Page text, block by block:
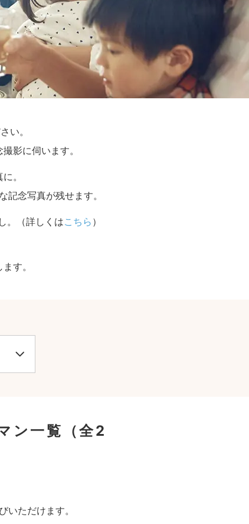
い。
影に伺います。
。
念写真が残せます。
。（詳しくはこちら ）
す。
ン一覧
（全2
ただけます。